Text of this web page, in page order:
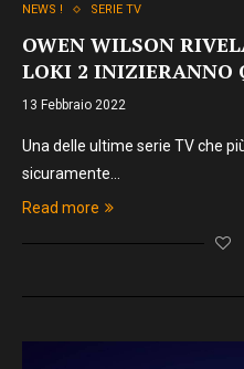
NEWS ! SERIE TV
OWEN WILSON
LOKI 2 INIZIERANNO
13 Febbraio 2022
Una delle ultime serie TV che
sicuramente…
Read more